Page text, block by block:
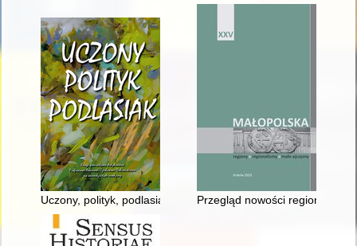
Uczony, polityk, podlasiak : księga pamiątkowa dedykowana
Przegląd nowości